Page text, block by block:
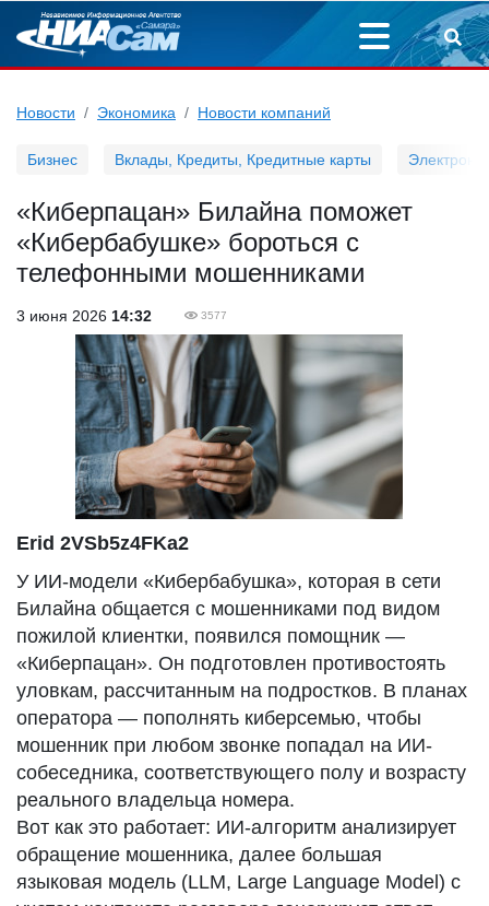
Новости Экономика Новости компаний
Бизнес Вклады, Кредиты, Кредитные карты
«Киберпацан» Билайна поможет
«Кибербабушке» бороться с
телефонными мошенниками
3 июня 2026 14:32 3577
Erid 2VSb5z4FKa2
У ИИ-модели «Кибербабушка», которая в сети
Билайна общается с мошенниками под видом
пожилой клиентки, появился помощник —
«Киберпацан». Он подготовлен противостоять
уловкам, рассчитанным на подростков. В планах
оператора — пополнять киберсемью, чтобы
мошенник при любом звонке попадал на ИИ-
собеседника, соответствующего полу и возрасту
реального владельца номера.
Вот как это работает: ИИ-алгоритм анализирует
обращение мошенника, далее большая
языковая модель (LLM, Large Language Model) с